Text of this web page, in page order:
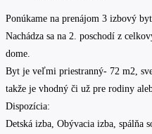
Ponúkame na prenájom 3 izbový
Nachádza sa na 2. poschodí z
dome.
Byt je veľmi priestranný- 72 m2,
takže je vhodný či už pre rodiny
Dispozícia:
Detská izba, Obývacia izba, spálňa